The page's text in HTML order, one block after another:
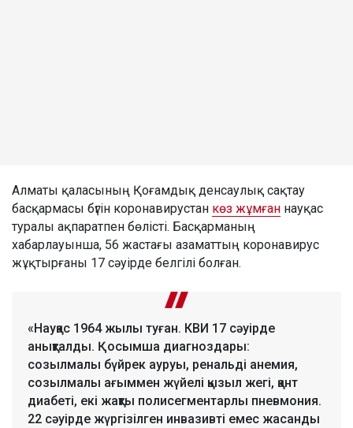
Алматы қаласының Қоғамдық денсаулық сақтау
басқармасы бүгін коронавирустан көз жұмған науқас
туралы ақпаратпен бөлісті. Басқарманың
хабарлауынша, 56 жастағы азаматтың коронавирус
жұқтырғаны 17 сәуірде белгілі болған.
«Науқас 1964 жылы туған. КВИ 17 сәуірде
анықталды. Қосымша диагноздары:
созылмалы бүйрек ауруы, ренальді анемия,
созылмалы ағыммен жүйелі қызыл жегі, қант
диабеті, екі жақты полисегментарлы пневмония.
22 сәуірде жүргізілген инвазивті емес жасанды